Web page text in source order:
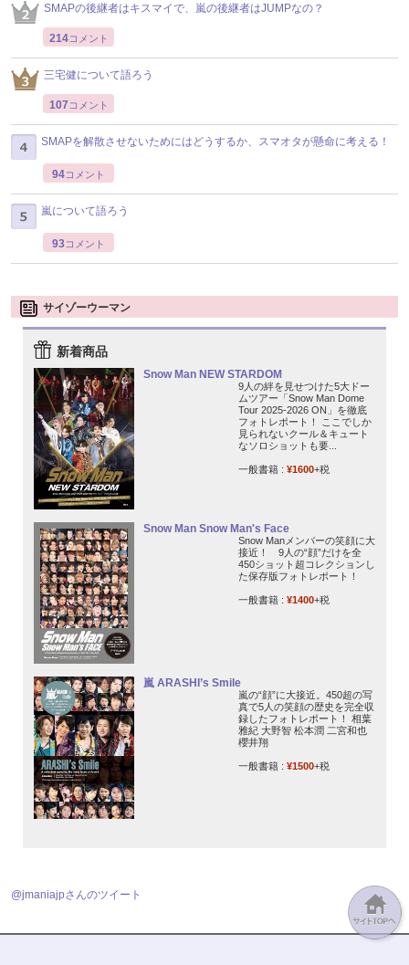
SMAPの後継者はキスマイで、嵐の後継者はJUMPなの？
214コメント
三宅健について語ろう
107 コメント
SMAPを解散させないためにはどうするか、スマオタが懸命に考える！
94コメント
嵐について語ろう
93コメント
サイゾーウーマン
新着商品
Snow Man NEW STARDOM
9人の絆を見せつけた5大ドー
ムツアー「Snow Man Dome
Tour 2025-2026 ON」を徹底
フォトレポート！ ここでしか
見られないクール＆キュート
なソロショットも要...
一般書籍 : ¥1600+税
Snow Man Snow Man's Face
Snow Manメンバーの笑顔に大
接近！ 9人の“顔”だけを全
450ショット超コレクションし
た保存版フォトレポート！
一般書籍 : ¥1400+税
嵐 ARASHI’s Smile
嵐の“顔”に大接近。450超の写
真で5人の笑顔の歴史を完全収
録したフォトレポート！ 相葉
雅紀 大野智 松本潤 二宮和也
櫻井翔
一般書籍 : ¥1500+税
@jmaniajpさんのツイート